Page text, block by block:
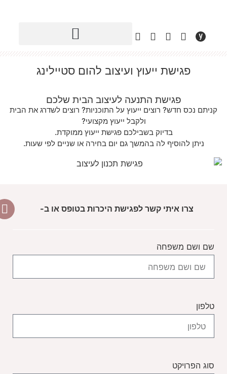
פגישת ייעוץ ועיצוב להום סטיילינג
פגישת התנעה לעיצוב הבית שלכם
קניתם נכס חדש? רוצים ייעוץ על התוכניות? רוצים לשדרג את הבית
ולקבל ייעוץ מקצועי?
בדיוק בשבילכם פגישת ייעוץ ממוקדת.
ניתן להוסיף לה בהמשך גם יום בחירה או שניים לפי שעות.
צרו איתי קשר לפגישת היכרות בטופס או ב-
שם ושם משפחה
טלפון
סוג הפרויקט